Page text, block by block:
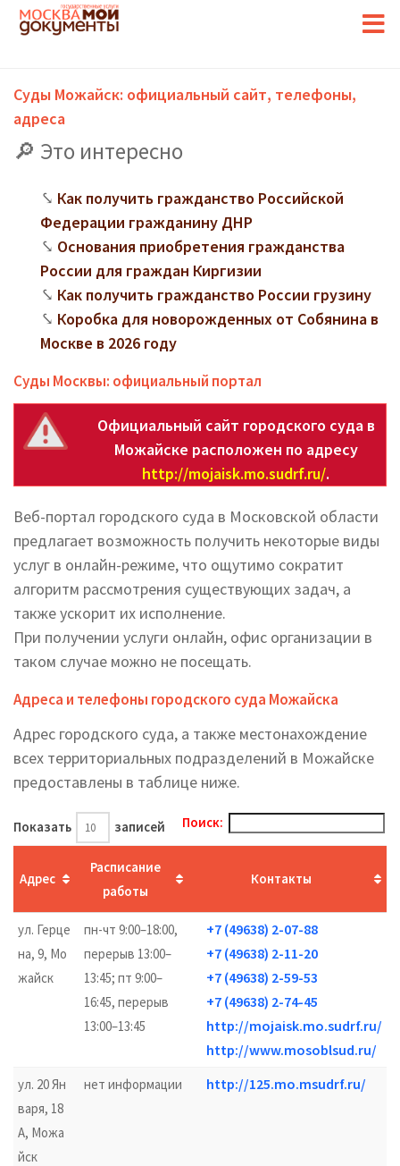
Суды Можайск: официальный сайт, телефоны,
адреса
Это интересно
Как получить гражданство Российской
Федерации гражданину ДНР
Основания приобретения гражданства
России для граждан Киргизии
Как получить гражданство России грузину
Коробка для новорожденных от Собянина в
Москве в 2026 году
Суды Москвы: официальный портал
Официальный сайт городского суда в
Можайске расположен по адресу
http://mojaisk.mo.sudrf.ru/.
Веб-портал городского суда в Московской области
предлагает возможность получить некоторые виды
услуг в онлайн-режиме, что ощутимо сократит
алгоритм рассмотрения существующих задач, а
также ускорит их исполнение.
При получении услуги онлайн, офис организации в
таком случае можно не посещать.
Адреса и телефоны городского суда Можайска
Адрес городского суда, а также местонахождение
всех территориальных подразделений в Можайске
предоставлены в таблице ниже.
Показать записей Поиск:
Адрес
Расписание
работы
Контакты
ул. Герце
на, 9, Мо
жайск
пн-чт 9:00–18:00,
перерыв 13:00–
13:45; пт 9:00–
16:45, перерыв
13:00–13:45
+7 (49638) 2-07-88
+7 (49638) 2-11-20
+7 (49638) 2-59-53
+7 (49638) 2-74-45
http://mojaisk.mo.sudrf.ru/
http://www.mosoblsud.ru/
ул. 20 Ян
варя, 18
А, Можа
йск
нет информации http://125.mo.msudrf.ru/